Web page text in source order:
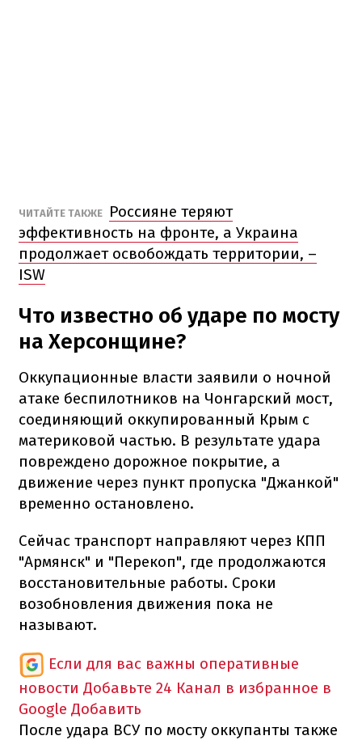
ЧИТАЙТЕ ТАКЖЕ
Россияне теряют
эффективность на фронте, а Украина
продолжает освобождать территории, –
ISW
Что известно об ударе по мосту
на Херсонщине?
Оккупационные власти заявили о ночной
атаке беспилотников на Чонгарский мост,
соединяющий оккупированный Крым с
материковой частью. В результате удара
повреждено дорожное покрытие, а
движение через пункт пропуска "Джанкой"
временно остановлено.
Сейчас транспорт направляют через КПП
"Армянск" и "Перекоп", где продолжаются
восстановительные работы. Сроки
возобновления движения пока не
называют.
Если для вас важны оперативные
новости Добавьте 24 Канал в избранное в
Google Добавить
После удара ВСУ по мосту оккупанты также